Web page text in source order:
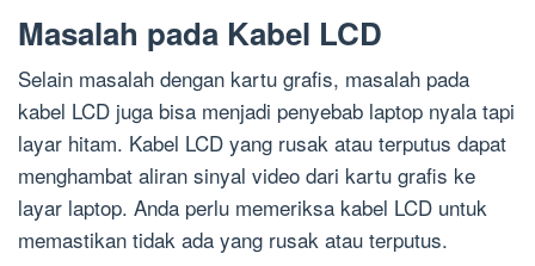
Masalah pada Kabel LCD
Selain masalah dengan kartu grafis, masalah pada
kabel LCD juga bisa menjadi penyebab laptop nyala tapi
layar hitam. Kabel LCD yang rusak atau terputus dapat
menghambat aliran sinyal video dari kartu grafis ke
layar laptop. Anda perlu memeriksa kabel LCD untuk
memastikan tidak ada yang rusak atau terputus.